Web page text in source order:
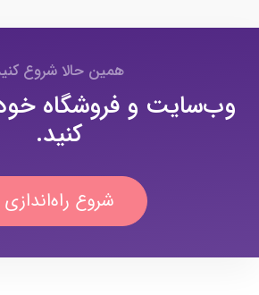
همین حالا شروع
وب‌سایت و فروشگاه خود
کنید.
شروع راه‌اندازی